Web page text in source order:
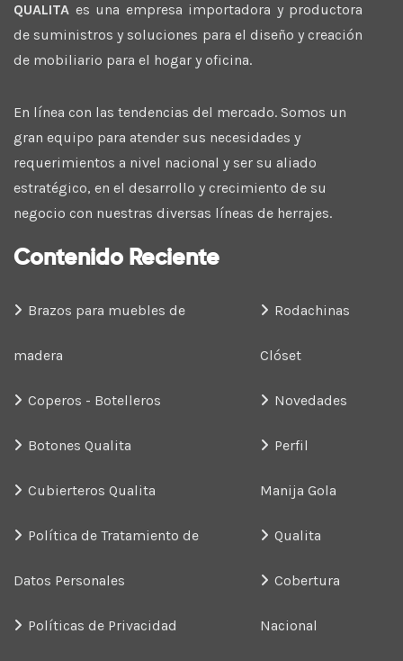
QUALITA es una empresa importadora y productora
de suministros y soluciones para el diseño y creación
de mobiliario para el hogar y oficina.
En línea con las tendencias del mercado. Somos un
gran equipo para atender sus necesidades y
requerimientos a nivel nacional y ser su aliado
estratégico, en el desarrollo y crecimiento de su
negocio con nuestras diversas líneas de herrajes.
Contenido Reciente
Brazos para muebles de
madera
Coperos - Botelleros
Botones Qualita
Cubierteros Qualita
Política de Tratamiento de
Datos Personales
Políticas de Privacidad
Rodachinas
Clóset
Novedades
Perfil
Manija Gola
Qualita
Cobertura
Nacional